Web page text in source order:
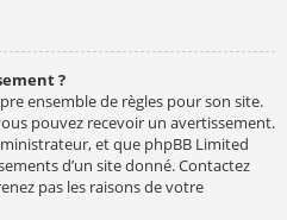
?
ensemble de règles pour son site.
pouvez recevoir un avertissement.
et que phpBB Limited
d’un site donné. Contactez
pas les raisons de votre